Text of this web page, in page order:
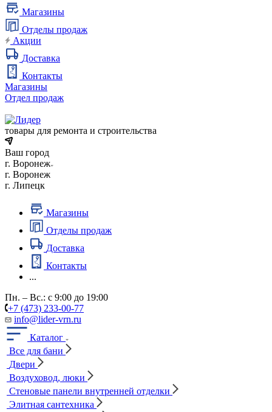
Магазины
Отделы продаж
Акции
Доставка
Контакты
Магазины
Отдел продаж
товары для ремонта и строительства
Ваш город
г. Воронеж
г. Воронеж
г. Липецк
Магазины
Отделы продаж
Доставка
Контакты
...
Пн. – Вс.: с 9:00 до 19:00
+7 (473) 233-00-77
info@lider-vrn.ru
Каталог
Все для бани
Двери
Воздуховод, люки
Стеновые панели внутренней отделки
Элитная сантехника